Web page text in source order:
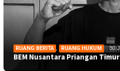
RUANG BERITA RUANG HUKUM 30
BEM Nusantara Priangan